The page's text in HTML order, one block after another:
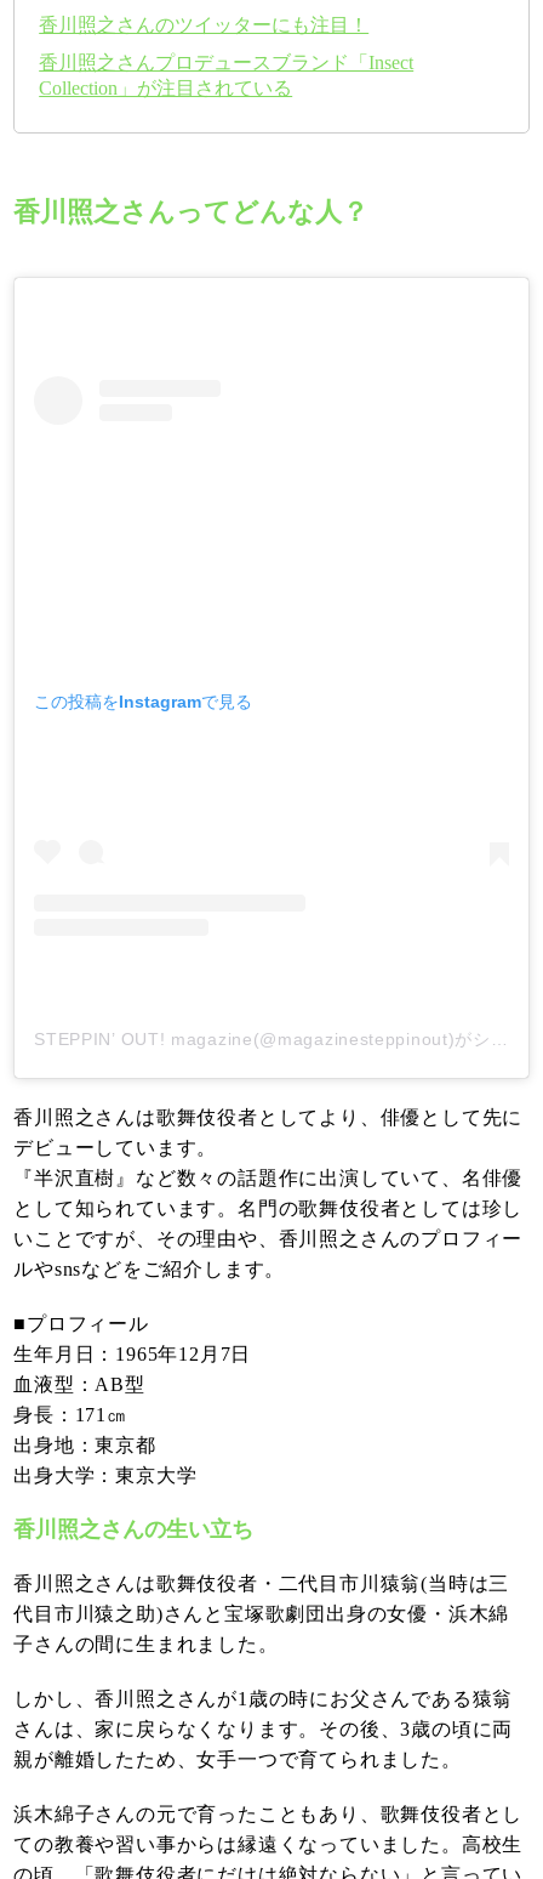
香川照之さんのツイッターにも注目！
香川照之さんプロデュースブランド「Insect
Collection」が注目されている
香川照之さんってどんな人？
この投稿をInstagramで見る
香川照之さんは歌舞伎役者としてより、俳優として先に
デビューしています。
『半沢直樹』など数々の話題作に出演していて、名俳優
として知られています。名門の歌舞伎役者としては珍し
いことですが、その理由や、香川照之さんのプロフィー
ルやsnsなどをご紹介します。
■プロフィール
生年月日：1965年12月7日
血液型：AB型
身長：171㎝
出身地：東京都
出身大学：東京大学
香川照之さんの生い立ち
香川照之さんは歌舞伎役者・二代目市川猿翁(当時は三
代目市川猿之助)さんと宝塚歌劇団出身の女優・浜木綿
子さんの間に生まれました。
しかし、香川照之さんが1歳の時にお父さんである猿翁
さんは、家に戻らなくなります。その後、3歳の頃に両
親が離婚したため、女手一つで育てられました。
浜木綿子さんの元で育ったこともあり、歌舞伎役者とし
ての教養や習い事からは縁遠くなっていました。高校生
の頃、「歌舞伎役者にだけは絶対ならない」と言ってい